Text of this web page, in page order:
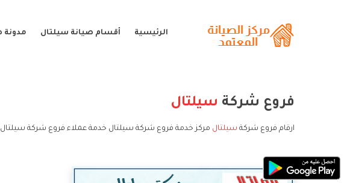
الرئيسية أقسام صيانة سيلتال مدونة
فروع شركة سيلتال
ارقام فروع شركة سيلتال مركز خدمة فروع شركة سيلتال خدمة عملاء فروع شركة